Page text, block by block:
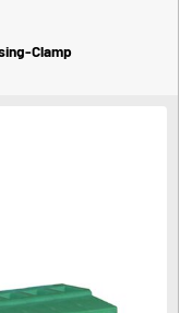
Clamp